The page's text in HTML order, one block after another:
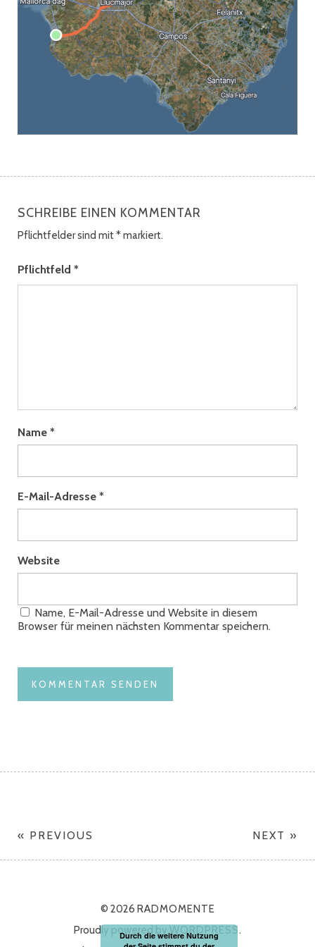
SCHREIBE EINEN KOMMENTAR
Pflichtfelder sind mit*markiert.
Pflichtfeld *
Name *
E-Mail-Adresse *
Website
Name, E-Mail-Adresse und Website in diesem
Browser für meinen nächsten Kommentar speichern.
« PREVIOUS NEXT »
© 2026 RADMOMENTE
Proudly powered byWORDPRESS.
Durch die weitere Nutzung